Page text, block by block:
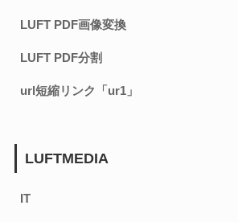
LUFT PDF画像変換
LUFT PDF分割
url短縮リンク「ur1」
LUFTMEDIA
IT